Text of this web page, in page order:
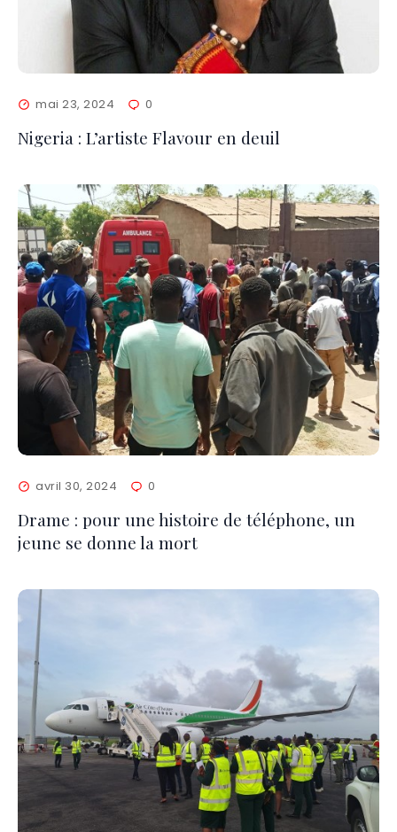
mai 23, 2024 0
Nigeria : L’artiste Flavour en deuil
avril 30, 2024 0
Drame : pour une histoire de téléphone, un
jeune se donne la m0rt